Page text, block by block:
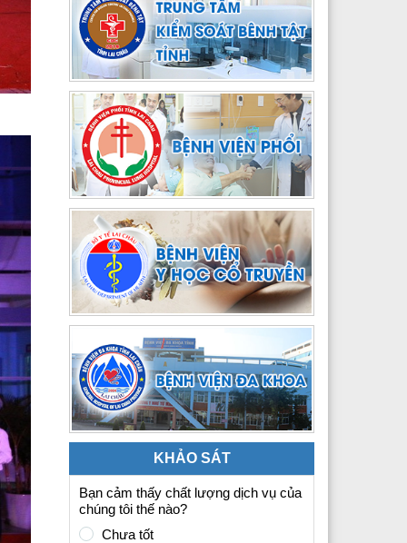
KHẢO SÁT
Bạn cảm thấy chất lượng dịch vụ của
chúng tôi thế nào?
Chưa tốt